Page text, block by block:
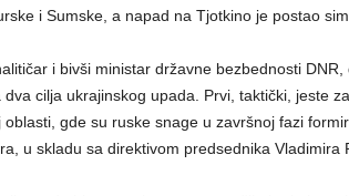
i Sumske, a napad na Tjotkino je postao
i bivši ministar državne bezbednosti
dva cilja ukrajinskog upada. Prvi, taktički, jeste
oblasti, gde su ruske snage u završnoj fazi
u skladu sa direktivom predsednika Vladimira